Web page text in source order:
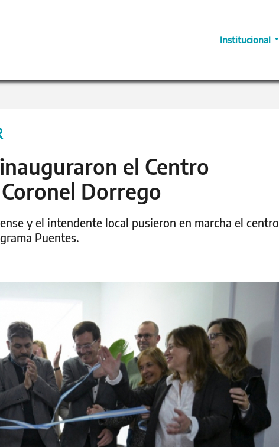
Institucional
el Centro
Dorrego
y el intendente local pusieron en marcha el centro
Puentes.